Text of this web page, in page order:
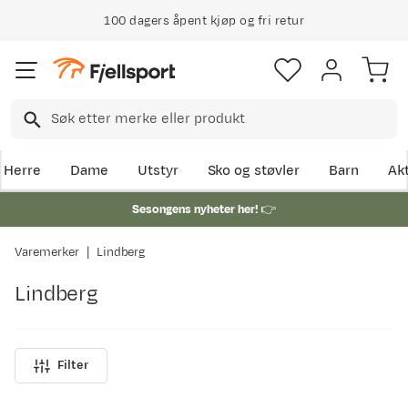
100 dagers åpent kjøp og fri retur
Herre Dame Utstyr Sko og støvler Barn
Sesongens nyheter her!👉
Varemerker Lindberg
Lindberg
Filter